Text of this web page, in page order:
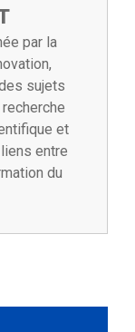
par la
sujets
et
entre
du